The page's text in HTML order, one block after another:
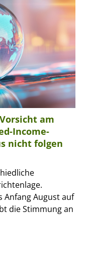
am
Income-
nicht folgen
Anfang August auf
die Stimmung an